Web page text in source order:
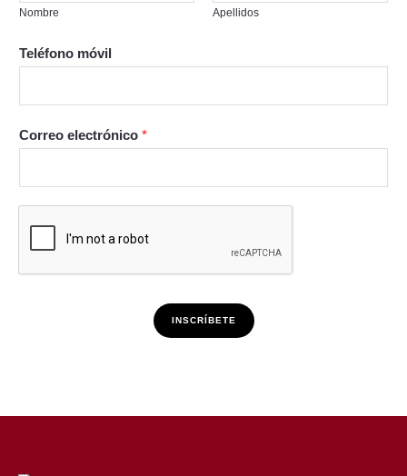
Nombre Apellidos
Teléfono móvil
Correo electrónico *
INSCRÍBETE